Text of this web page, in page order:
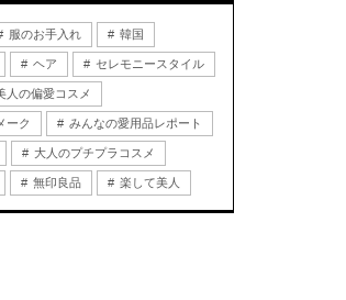
服のお手入れ 韓国
ヘア セレモニースタイル
人の偏愛コスメ
ーク みんなの愛用品レポート
大人のプチプラコスメ
無印良品 楽して美人